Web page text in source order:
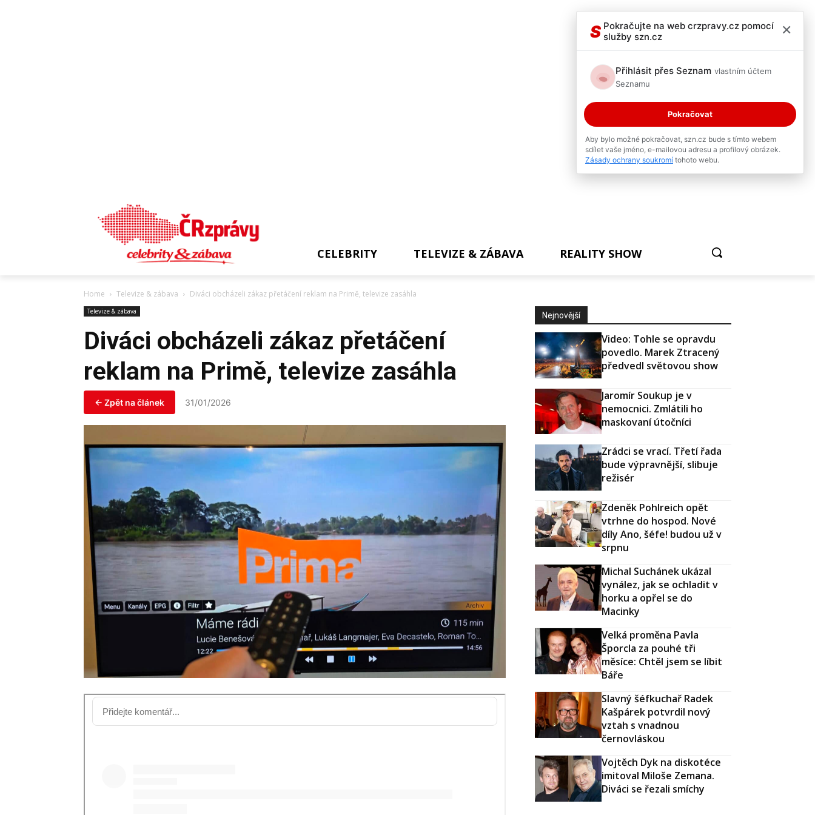
CELEBRITY TELEVIZE & ZÁBAVA REALITY SHOW
Home Televize & zábava Diváci obcházeli zákaz přetáčení reklam na Primě, televize zasáhla
Televize & zábava
Diváci obcházeli zákaz přetáčení
reklam na Primě, televize zasáhla
← Zpět na článek 31/01/2026
Nejnovější
Video: Tohle se opravdu
povedlo. Marek Ztracený
předvedl světovou show
Jaromír Soukup je v
nemocnici. Zmlátili ho
maskovaní útočníci
Zrádci se vrací. Třetí řada
bude výpravnější, slibuje
režisér
Zdeněk Pohlreich opět
vtrhne do hospod. Nové
díly Ano, šéfe! budou už v
srpnu
Michal Suchánek ukázal
vynález, jak se ochladit v
horku a opřel se do
Macinky
Velká proměna Pavla
Šporcla za pouhé tři
měsíce: Chtěl jsem se líbit
Báře
Slavný šéfkuchař Radek
Kašpárek potvrdil nový
vztah s vnadnou
černovláskou
Vojtěch Dyk na diskotéce
imitoval Miloše Zemana.
Diváci se řezali smíchy
S Pokračujte na web crzpravy.cz pomocí
služby szn.cz
×
Přihlásit přes Seznam vlastním účtem
Seznamu
Pokračovat
Aby bylo možné pokračovat, szn.cz bude s tímto webem
sdílet vaše jméno, e-mailovou adresu a profilový obrázek.
Zásady ochrany soukromí tohoto webu.